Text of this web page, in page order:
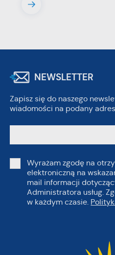
NEWSLETTER
Zapisz się do naszego
wiadomości na podany
Wyrażam zgodę na
elektroniczną na
mail informacji
Administratora usług.
w każdym czasie.